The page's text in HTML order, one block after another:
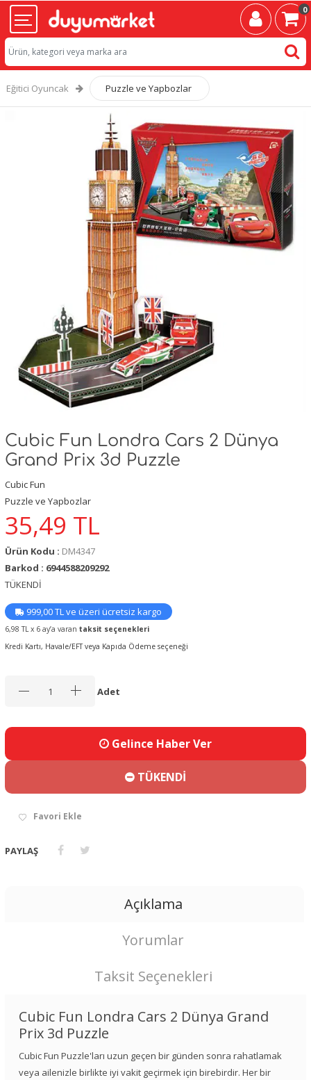
0
Eğitici Oyuncak Puzzle ve Yapbozlar
Cubic Fun Londra Cars 2 Dünya
Grand Prix 3d Puzzle
Cubic Fun
Puzzle ve Yapbozlar
35,49 TL
Ürün Kodu : DM4347
Barkod : 6944588209292
TÜKENDİ
999,00 TL ve üzeri ücretsiz kargo
6,98 TL x 6 ay’a varan taksit seçenekleri
Kredi Kartı, Havale/EFT veya Kapıda Ödeme seçeneği
Adet
Gelince Haber Ver
TÜKENDİ
Favori Ekle
PAYLAŞ
Açıklama
Yorumlar
Taksit Seçenekleri
Cubic Fun Londra Cars 2 Dünya Grand
Prix 3d Puzzle
Cubic Fun Puzzle'ları uzun geçen bir günden sonra rahatlamak
veya ailenizle birlikte iyi vakit geçirmek için birebirdir. Her bir